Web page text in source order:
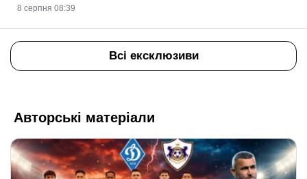
8 серпня 08:39
Всі ексклюзиви
Авторські матеріали